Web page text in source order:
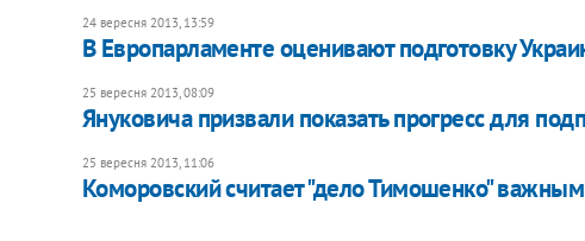
24 вересня 2013, 13:59
В Европарламенте оценивают подготовку
25 вересня 2013, 08:09
Януковича призвали показать прогресс для
25 вересня 2013, 11:06
Коморовский считает "дело Тимошенко"